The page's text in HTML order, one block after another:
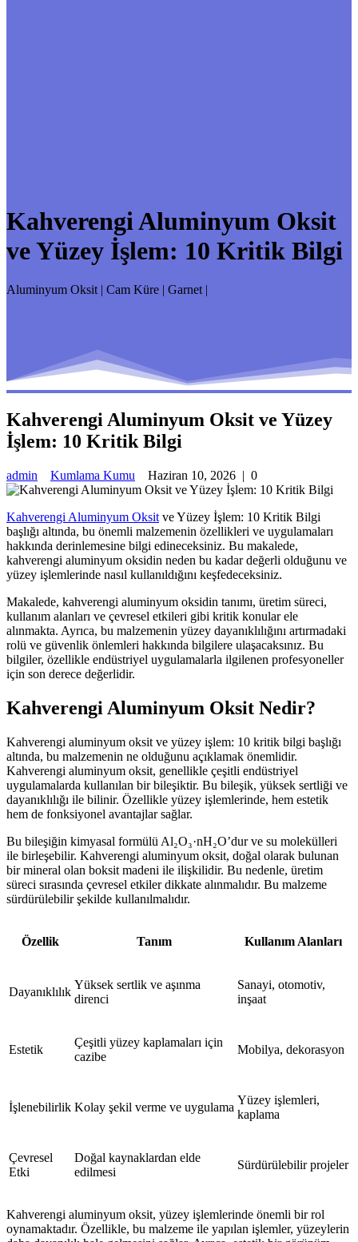
Kahverengi Aluminyum Oksit
ve Yüzey İşlem: 10 Kritik Bilgi
Aluminyum Oksit | Cam Küre | Garnet |
Kahverengi Aluminyum Oksit ve Yüzey
İşlem: 10 Kritik Bilgi
admin Kumlama Kumu Haziran 10, 2026 | 0
Kahverengi Aluminyum Oksit ve Yüzey İşlem: 10 Kritik Bilgi
başlığı altında, bu önemli malzemenin özellikleri ve uygulamaları
hakkında derinlemesine bilgi edineceksiniz. Bu makalede,
kahverengi aluminyum oksidin neden bu kadar değerli olduğunu ve
yüzey işlemlerinde nasıl kullanıldığını keşfedeceksiniz.
Makalede, kahverengi aluminyum oksidin tanımı, üretim süreci,
kullanım alanları ve çevresel etkileri gibi kritik konular ele
alınmakta. Ayrıca, bu malzemenin yüzey dayanıklılığını artırmadaki
rolü ve güvenlik önlemleri hakkında bilgilere ulaşacaksınız. Bu
bilgiler, özellikle endüstriyel uygulamalarla ilgilenen profesyoneller
için son derece değerlidir.
Kahverengi Aluminyum Oksit Nedir?
Kahverengi aluminyum oksit ve yüzey işlem: 10 kritik bilgi başlığı
altında, bu malzemenin ne olduğunu açıklamak önemlidir.
Kahverengi aluminyum oksit, genellikle çeşitli endüstriyel
uygulamalarda kullanılan bir bileşiktir. Bu bileşik, yüksek sertliği ve
dayanıklılığı ile bilinir. Özellikle yüzey işlemlerinde, hem estetik
hem de fonksiyonel avantajlar sağlar.
Bu bileşiğin kimyasal formülü Al₂O₃·nH₂O’dur ve su molekülleri
ile birleşebilir. Kahverengi aluminyum oksit, doğal olarak bulunan
bir mineral olan boksit madeni ile ilişkilidir. Bu nedenle, üretim
süreci sırasında çevresel etkiler dikkate alınmalıdır. Bu malzeme
sürdürülebilir şekilde kullanılmalıdır.
Özellik Tanım Kullanım Alanları
Dayanıklılık
Yüksek sertlik ve aşınma
direnci
Sanayi, otomotiv,
inşaat
Estetik
Çeşitli yüzey kaplamaları için
cazibe
Mobilya, dekorasyon
İşlenebilirlik Kolay şekil verme ve uygulama
Yüzey işlemleri,
kaplama
Çevresel
Etki
Doğal kaynaklardan elde
edilmesi
Sürdürülebilir projeler
Kahverengi aluminyum oksit, yüzey işlemlerinde önemli bir rol
oynamaktadır. Özellikle, bu malzeme ile yapılan işlemler, yüzeylerin